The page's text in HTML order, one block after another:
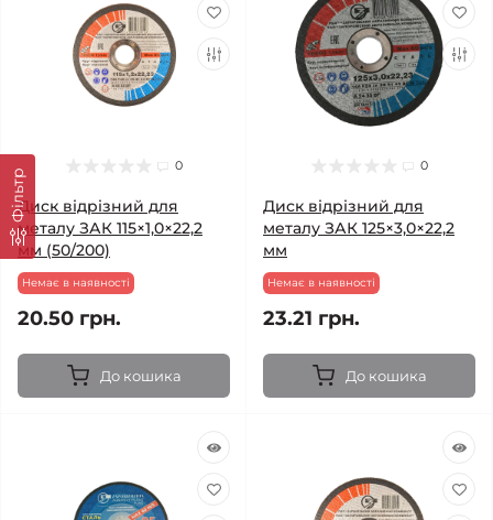
Фільтр
0
Диск відрізний для
металу ЗАК 115×1,0×22,2
мм (50/200)
Немає в наявності
20.50 грн.
До кошика
0
Диск відрізний для
металу ЗАК 125×3,0×22,2
мм
Немає в наявності
23.21 грн.
До кошика